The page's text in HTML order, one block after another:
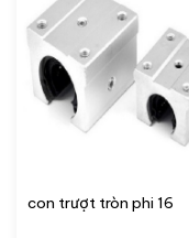
con trượt tròn phi 16